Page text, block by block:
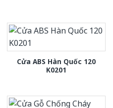
Cửa ABS Hàn Quốc 120
K0201